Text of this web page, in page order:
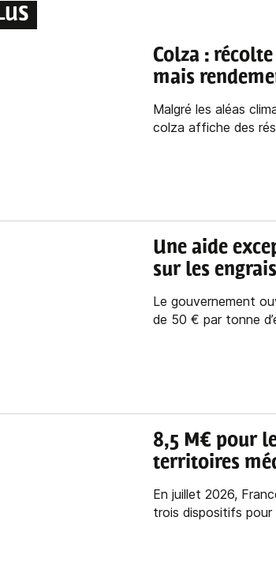
Colza :
mais
Malgré les aléas
colza affiche des
Une aide
sur les
Le gouvernement
de 50 € par tonne
8,5 M€ pour
territoires
En juillet 2026,
trois dispositifs pour